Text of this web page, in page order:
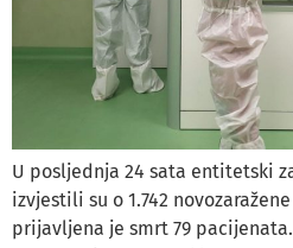
U posljednja 24 sata entitetski
izvjestili su o 1.742
prijavljena je smrt 79